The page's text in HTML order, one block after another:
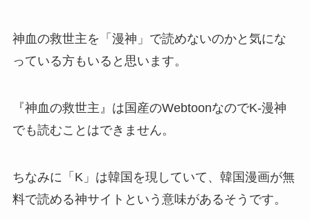
神血の救世主を「漫神」で読めないのかと気にな
っている方もいると思います。
『神血の救世主』は国産のWebtoonなのでK-漫神
でも読むことはできません。
ちなみに「K」は韓国を現していて、韓国漫画が無
料で読める神サイトという意味があるそうです。